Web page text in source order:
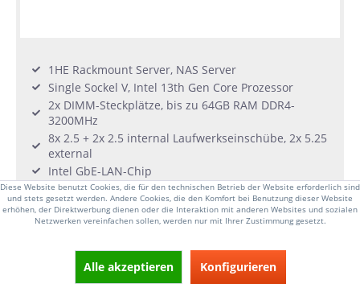
1HE Rackmount Server, NAS Server
Single Sockel V, Intel 13th Gen Core Prozessor
2x DIMM-Steckplätze, bis zu 64GB RAM DDR4-
3200MHz
8x 2.5 + 2x 2.5 internal Laufwerkseinschübe, 2x 5.25
external
Intel GbE-LAN-Chip
250W Single 80 PLUS Stromversorgung, Bronze
ab 810,00 € *
Lange Lieferzeit
Diese Website benutzt Cookies, die für den technischen Betrieb der Website erforderlich sind
und stets gesetzt werden. Andere Cookies, die den Komfort bei Benutzung dieser Website
erhöhen, der Direktwerbung dienen oder die Interaktion mit anderen Websites und sozialen
Netzwerken vereinfachen sollen, werden nur mit Ihrer Zustimmung gesetzt.
Alle akzeptieren Konfigurieren